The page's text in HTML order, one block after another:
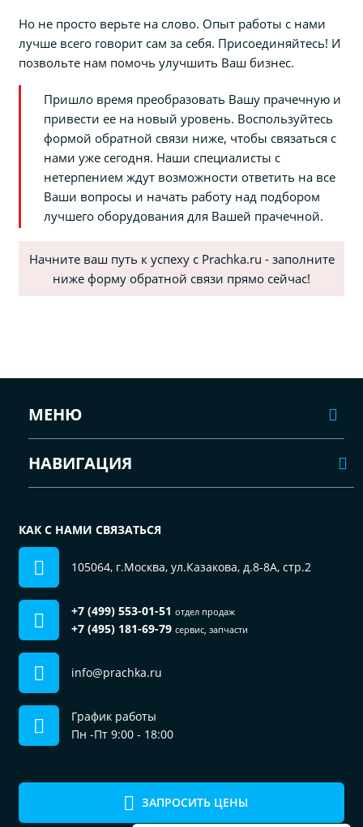
Но не просто верьте на слово. Опыт работы с нами
лучше всего говорит сам за себя. Присоединяйтесь! И
позвольте нам помочь улучшить Ваш бизнес.
Пришло время преобразовать Вашу прачечную и
привести ее на новый уровень. Воспользуйтесь
формой обратной связи ниже, чтобы связаться с
нами уже сегодня. Наши специалисты с
нетерпением ждут возможности ответить на все
Ваши вопросы и начать работу над подбором
лучшего оборудования для Вашей прачечной.
Начните ваш путь к успеху с Prachka.ru - заполните
ниже форму обратной связи прямо сейчас!
ЗАПРОСИТЬ ЦЕНЫ
МЕНЮ
НАВИГАЦИЯ
КАК С НАМИ СВЯЗАТЬСЯ
105064, г.Москва, ул.Казакова, д.8-8А, стр.2
+7 (499) 553-01-51 отдел продаж
+7 (495) 181-69-79 сервис, запчасти
info@prachka.ru
График работы
Пн -Пт 9:00 - 18:00